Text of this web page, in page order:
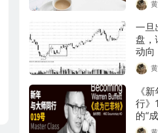
一旦
盘，
动向
子不
《
行》
的“